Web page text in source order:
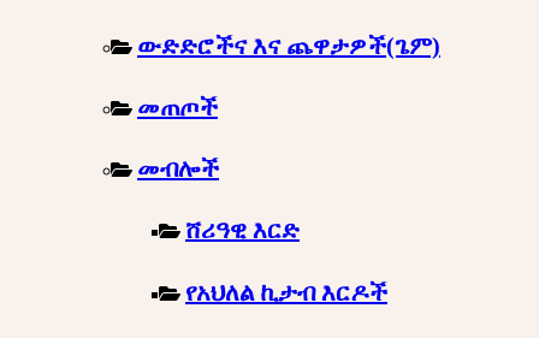
ውድድሮችና እና ጨዋታዎች(ጌም)
መጠጦች
መብሎች
ሸሪዓዊ እርድ
የአህለል ኪታብ እርዶች